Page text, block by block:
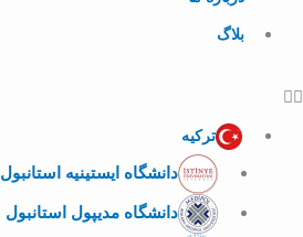
بلاگ
ترکیه
دانشگاه ایستینیه استانبول
دانشگاه مدیپول استانبول